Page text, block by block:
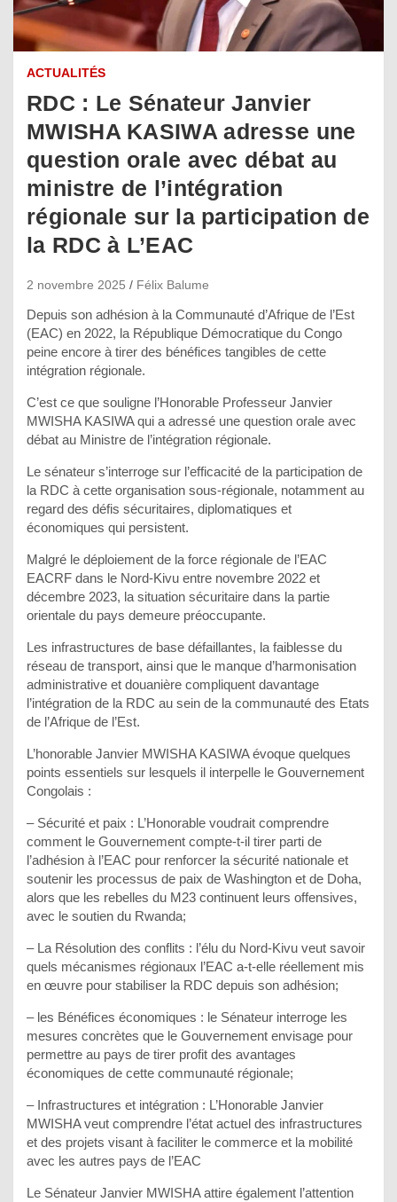
ACTUALITÉS
RDC : Le Sénateur Janvier
MWISHA KASIWA adresse une
question orale avec débat au
ministre de l’intégration
régionale sur la participation de
la RDC à L’EAC
2 novembre 2025 Félix Balume
Depuis son adhésion à la Communauté d’Afrique de l’Est
(EAC) en 2022, la République Démocratique du Congo
peine encore à tirer des bénéfices tangibles de cette
intégration régionale.
C’est ce que souligne l’Honorable Professeur Janvier
MWISHA KASIWA qui a adressé une question orale avec
débat au Ministre de l’intégration régionale.
Le sénateur s’interroge sur l’efficacité de la participation de
la RDC à cette organisation sous-régionale, notamment au
regard des défis sécuritaires, diplomatiques et
économiques qui persistent.
Malgré le déploiement de la force régionale de l’EAC
EACRF dans le Nord-Kivu entre novembre 2022 et
décembre 2023, la situation sécuritaire dans la partie
orientale du pays demeure préoccupante.
Les infrastructures de base défaillantes, la faiblesse du
réseau de transport, ainsi que le manque d’harmonisation
administrative et douanière compliquent davantage
l’intégration de la RDC au sein de la communauté des Etats
de l’Afrique de l’Est.
L’honorable Janvier MWISHA KASIWA évoque quelques
points essentiels sur lesquels il interpelle le Gouvernement
Congolais :
– Sécurité et paix : L’Honorable voudrait comprendre
comment le Gouvernement compte-t-il tirer parti de
l’adhésion à l’EAC pour renforcer la sécurité nationale et
soutenir les processus de paix de Washington et de Doha,
alors que les rebelles du M23 continuent leurs offensives,
avec le soutien du Rwanda;
– La Résolution des conflits : l’élu du Nord-Kivu veut savoir
quels mécanismes régionaux l’EAC a-t-elle réellement mis
en œuvre pour stabiliser la RDC depuis son adhésion;
– les Bénéfices économiques : le Sénateur interroge les
mesures concrètes que le Gouvernement envisage pour
permettre au pays de tirer profit des avantages
économiques de cette communauté régionale;
– Infrastructures et intégration : L’Honorable Janvier
MWISHA veut comprendre l’état actuel des infrastructures
et des projets visant à faciliter le commerce et la mobilité
avec les autres pays de l’EAC
Le Sénateur Janvier MWISHA attire également l’attention